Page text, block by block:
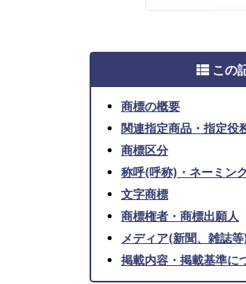
この
商標の概要
関連指定商品・指定役
商標区分
称呼(呼称)・ネーミン
文字商標
商標権者・商標出願人
メディア(新聞、雑誌
掲載内容・掲載基準に